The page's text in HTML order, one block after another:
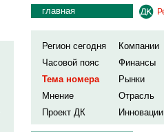
главная
Регион сегодня
Компании
Часовой пояс
Финансы
Тема номера
Рынки
Мнение
Отрасль
Проект ДК
Инновации